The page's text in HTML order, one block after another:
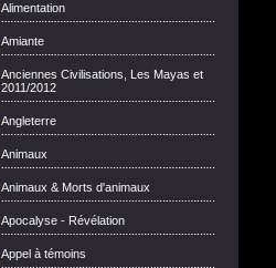
Alimentation
Amiante
Anciennes Civilisations, Les Mayas et
2011/2012
Angleterre
Animaux
Animaux & Morts d'animaux
Apocalyse - Révélation
Appel à témoins